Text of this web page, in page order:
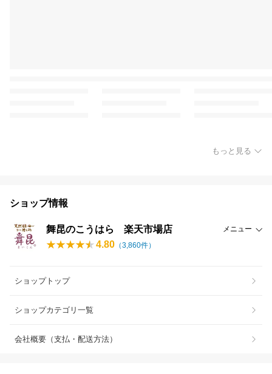
もっと見る
ショップ情報
舞昆のこうはら 楽天市場店 メニュー
4.80 （3,860件）
ショップトップ
ショップカテゴリ一覧
会社概要（支払・配送方法）